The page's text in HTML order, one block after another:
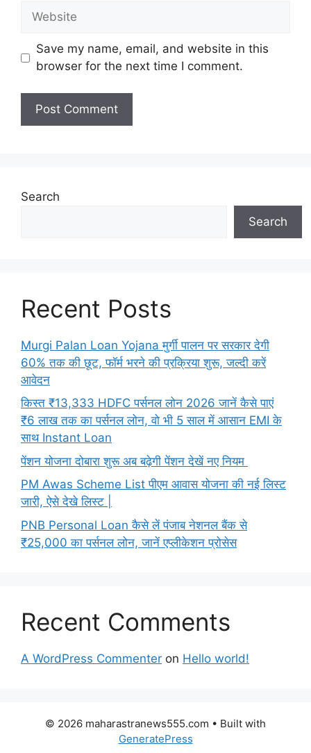
Website
Save my name, email, and website in this
browser for the next time I comment.
Search
Search
Recent Posts
Murgi Palan Loan Yojana मुर्गी पालन पर सरकार देगी
60% तक की छूट, फॉर्म भरने की प्रक्रिया शुरू, जल्दी करें
आवेदन
किस्त ₹13,333 HDFC पर्सनल लोन 2026 जानें कैसे पाएं
₹6 लाख तक का पर्सनल लोन, वो भी 5 साल में आसान EMI के
साथ Instant Loan
पेंशन योजना दोबारा शुरू अब बढ़ेगी पेंशन देखें नए नियम
PM Awas Scheme List पीएम आवास योजना की नई लिस्ट
जारी, ऐसे देखे लिस्ट |
PNB Personal Loan कैसे लें पंजाब नेशनल बैंक से
₹25,000 का पर्सनल लोन, जानें एप्लीकेशन प्रोसेस
Recent Comments
A WordPress Commenter on Hello world!
© 2026 maharastranews555.com • Built with
GeneratePress